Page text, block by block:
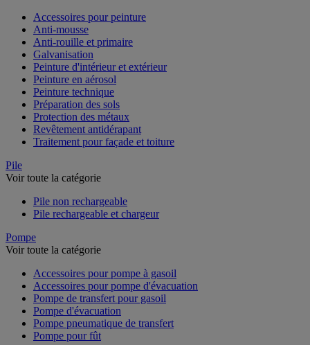
Accessoires pour peinture
Anti-mousse
Anti-rouille et primaire
Galvanisation
Peinture d'intérieur et extérieur
Peinture en aérosol
Peinture technique
Préparation des sols
Protection des métaux
Revêtement antidérapant
Traitement pour façade et toiture
Pile
Voir toute la catégorie
Pile non rechargeable
Pile rechargeable et chargeur
Pompe
Voir toute la catégorie
Accessoires pour pompe à gasoil
Accessoires pour pompe d'évacuation
Pompe de transfert pour gasoil
Pompe d'évacuation
Pompe pneumatique de transfert
Pompe pour fût